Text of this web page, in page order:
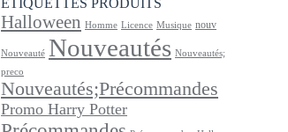
ETIQUETTES PRODUITS
Halloween Homme Licence Musique nouv
Nouveauté Nouveautés Nouveautés;
preco
Nouveautés;Précommandes
Promo Harry Potter